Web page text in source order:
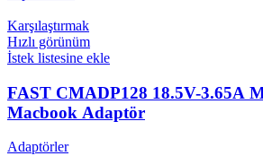
Karşılaştırmak
Hızlı görünüm
İstek listesine ekle
FAST CMADP128 18.5V-3.65A
Macbook Adaptör
Adaptörler